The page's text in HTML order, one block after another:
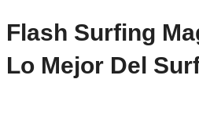
Flash Surfing
Lo Mejor Del